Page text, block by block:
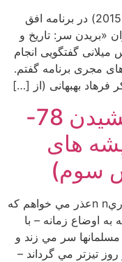
اشاره: چندی قبل (18 فروردین/8 آوریل 2015) در برنامه افق
«بریدن سر: تاریخ و
گفتگویی انجام
مجری برنامه گفتم.
فرهاد بهبهانی (از […]
پاسخ هایی برای اندیشیدن 78-
های
سوم)
دوست عزيز و گرانقدر جناب آقاي اشكوريn nعذر مي خواهم كه
به اوضاع زمانه – با
مسلمانها سر مي زند و
تيزتر مي گرداند –